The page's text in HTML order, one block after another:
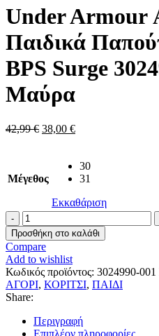
Under Armour
Παιδικά
BPS Surge
Μαύρα
42,99€ Original
42,99 €.
38,00 €Η
είναι:
38,00 €.
Μέγεθος
30
31
Εκκαθάριση
Under
Armour
Αθλητικά
Παιδικά
Παπούτσια
Running
BPS
Surge
3024990-
001
Προσθήκη στο καλάθι
Compare
Add to wishlist
Κωδικός προϊόντος: 3024990-001
ΑΓΟΡΙ, ΚΟΡΙΤΣΙ, ΠΑΙΔΙ
Share:
Περιγραφή
Επιπλέον πληροφορίες